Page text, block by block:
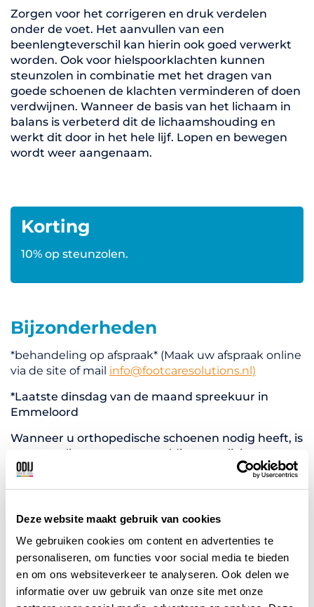
Deze website maakt gebruik van cookies
We gebruiken cookies om content en advertenties te
personaliseren, om functies voor social media te bieden
en om ons websiteverkeer te analyseren. Ook delen we
informatie over uw gebruik van onze site met onze
Zorgen voor het corrigeren en druk verdelen
onder de voet. Het aanvullen van een
beenlengteverschil kan hierin ook goed verwerkt
worden. Ook voor hielspoorklachten kunnen
steunzolen in combinatie met het dragen van
goede schoenen de klachten verminderen of doen
verdwijnen. Wanneer de basis van het lichaam in
balans is verbeterd dit de lichaamshouding en
werkt dit door in het hele lijf. Lopen en bewegen
wordt weer aangenaam.
Korting
10% op steunzolen.
Bijzonderheden
*behandeling op afspraak* (Maak uw afspraak online
via de site of mail info@footcaresolutions.nl)
*Laatste dinsdag van de maand spreekuur in
Emmeloord
Wanneer u orthopedische schoenen nodig heeft, is
er eenmalig een recente geldige verwijzing van
een behandelend medisch specialist nodig. Deze
zorgverzekering. In uw polis vindt u de
verwijzing (meer) nodig.